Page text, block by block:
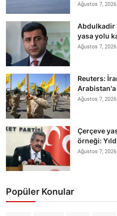
Ağustos 7, 2026
Abdulkadir
yasa yolu
Ağustos 7, 2026
Reuters:
Arabistan'a
Ağustos 7, 2026
Çerçeve
örneği:
Ağustos 7, 2026
Popüler Konular